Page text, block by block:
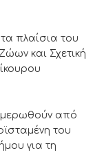
πλαίσια του
και Σχετική
από
του
για τη